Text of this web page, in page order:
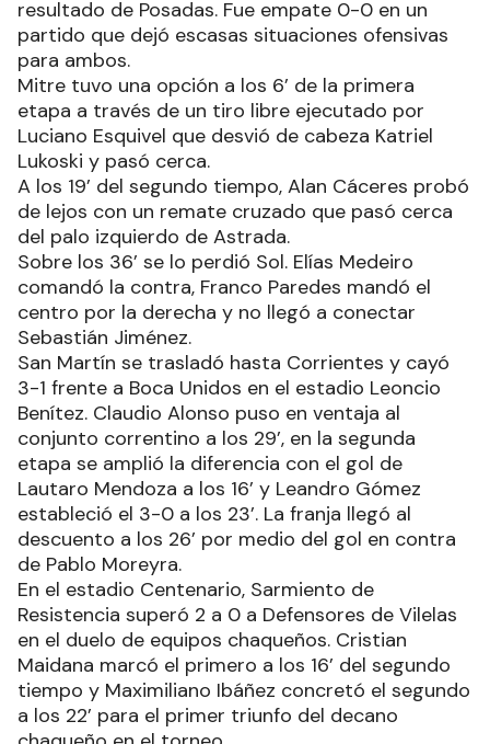
resultado de Posadas. Fue empate 0-0 en un
partido que dejó escasas situaciones ofensivas
para ambos.
Mitre tuvo una opción a los 6’ de la primera
etapa a través de un tiro libre ejecutado por
Luciano Esquivel que desvió de cabeza Katriel
Lukoski y pasó cerca.
A los 19’ del segundo tiempo, Alan Cáceres probó
de lejos con un remate cruzado que pasó cerca
del palo izquierdo de Astrada.
Sobre los 36’ se lo perdió Sol. Elías Medeiro
comandó la contra, Franco Paredes mandó el
centro por la derecha y no llegó a conectar
Sebastián Jiménez.
San Martín se trasladó hasta Corrientes y cayó
3-1 frente a Boca Unidos en el estadio Leoncio
Benítez. Claudio Alonso puso en ventaja al
conjunto correntino a los 29’, en la segunda
etapa se amplió la diferencia con el gol de
Lautaro Mendoza a los 16’ y Leandro Gómez
estableció el 3-0 a los 23’. La franja llegó al
descuento a los 26’ por medio del gol en contra
de Pablo Moreyra.
En el estadio Centenario, Sarmiento de
Resistencia superó 2 a 0 a Defensores de Vilelas
en el duelo de equipos chaqueños. Cristian
Maidana marcó el primero a los 16’ del segundo
tiempo y Maximiliano Ibáñez concretó el segundo
a los 22’ para el primer triunfo del decano